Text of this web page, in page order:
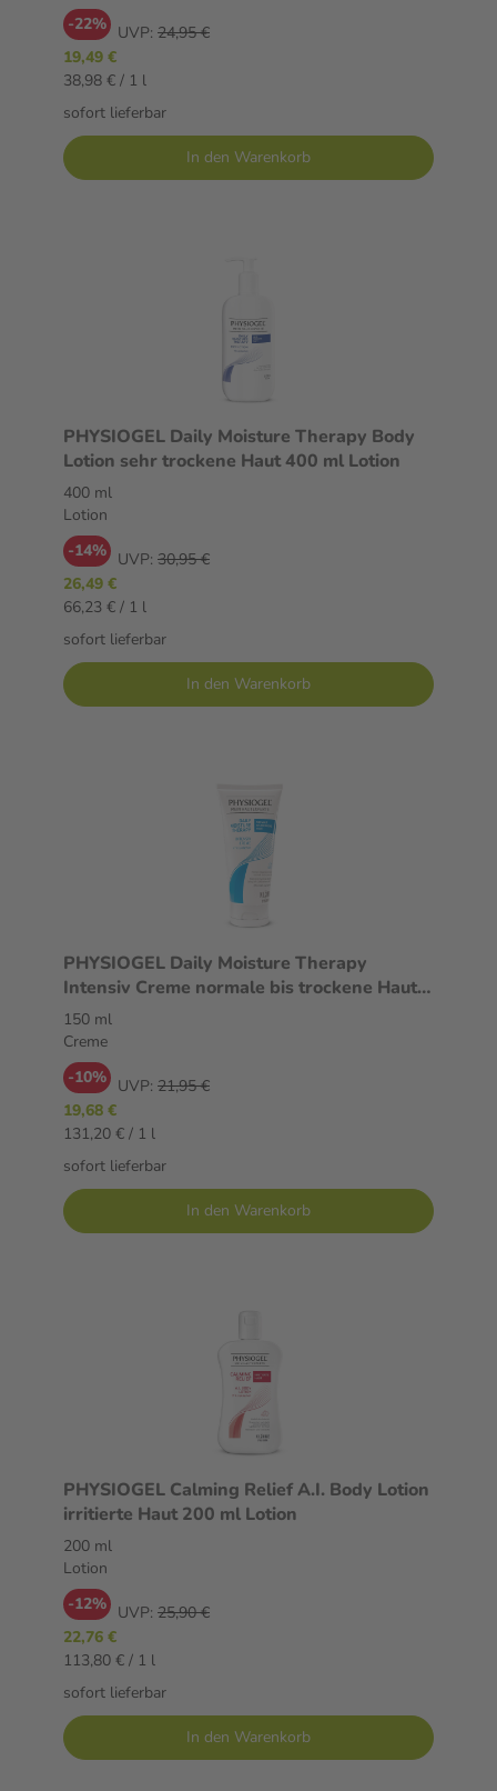
-22% UVP: 24,95 €
19,49 €
38,98 € / 1 l
sofort lieferbar
In den Warenkorb
PHYSIOGEL Daily Moisture Therapy Body
Lotion sehr trockene Haut 400 ml Lotion
400 ml
Lotion
-14% UVP: 30,95 €
26,49 €
66,23 € / 1 l
sofort lieferbar
In den Warenkorb
PHYSIOGEL Daily Moisture Therapy
Intensiv Creme normale bis trockene Haut
150 ml Creme
150 ml
Creme
-10% UVP: 21,95 €
19,68 €
131,20 € / 1 l
sofort lieferbar
In den Warenkorb
PHYSIOGEL Calming Relief A.I. Body Lotion
irritierte Haut 200 ml Lotion
200 ml
Lotion
-12% UVP: 25,90 €
22,76 €
113,80 € / 1 l
sofort lieferbar
In den Warenkorb